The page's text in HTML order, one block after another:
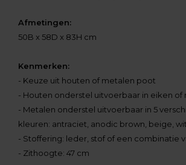
Afmetingen:
50B x 58D x 83H cm
Kenmerken:
- Keuze uit houten of metalen poot
- Houten onderstel uitvoerbaar in eiken of
- Metalen onderstel uitvoerbaar in 5
kleuren: antraciet, anodic brown, beige,
- Stoffering: leder, stof of een combinatie
- Zithoogte: 47 cm